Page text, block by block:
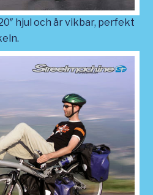
hjul och är vikbar, perfekt